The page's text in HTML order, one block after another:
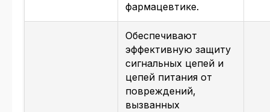
фармацевтике.
Обеспечивают
эффективную защиту
сигнальных цепей и
цепей питания от
повреждений,
вызванных